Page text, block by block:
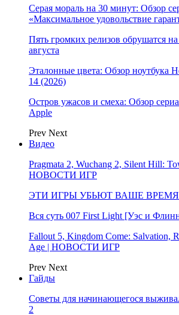
Серая мораль на 30 минут: Обзор
«Максимальное удовольствие
Пять громких релизов обрушатся
августа
Эталонные цвета: Обзор ноутбука
14 (2026)
Остров ужасов и смеха: Обзор
Apple
Prev Next
Видео
Pragmata 2, Wuchang 2, Silent Hill:
НОВОСТИ ИГР
ЭТИ ИГРЫ УБЬЮТ ВАШЕ ВРЕМЯ
Вся суть 007 First Light [Уэс и
Fallout 5, Kingdom Come: Salvation,
Age | НОВОСТИ ИГР
Prev Next
Гайды
Советы для начинающегося
2